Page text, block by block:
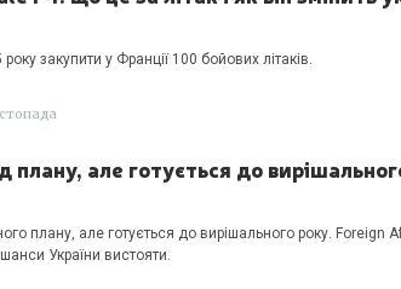
закупити у Франції 100 бойових літаків.
плану, але готується до
плану, але готується до вирішального року. Foreign
України вистояти.